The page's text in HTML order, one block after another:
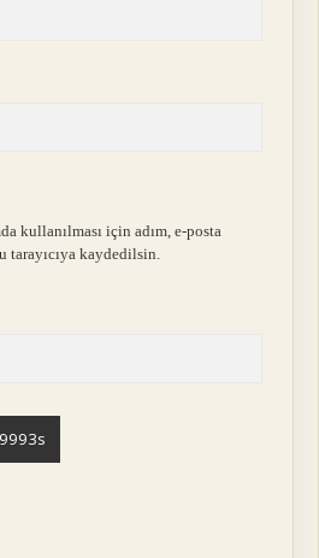
kullanılması için adım, e-posta
tarayıcıya kaydedilsin.